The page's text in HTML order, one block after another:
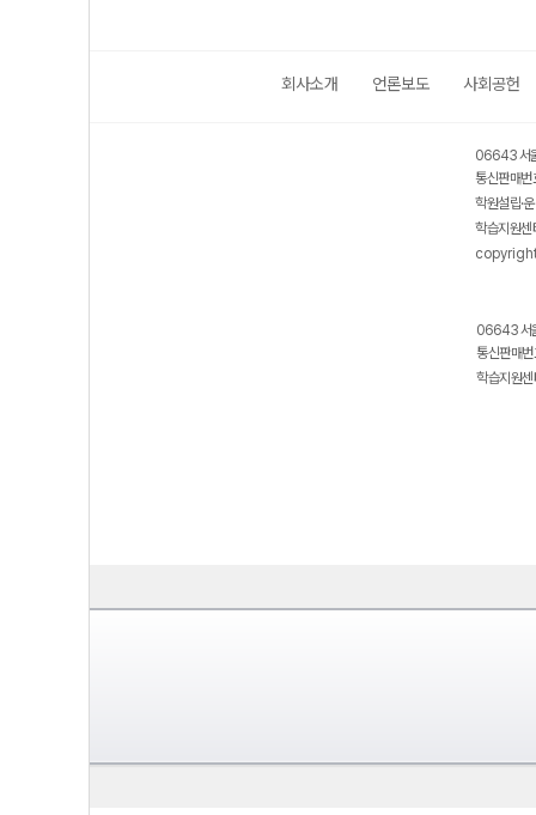
회사소개 언론보도 사회공헌
06643 서
통신판매
학원설립·
학습지원
06643 서
통신판매
학습지원